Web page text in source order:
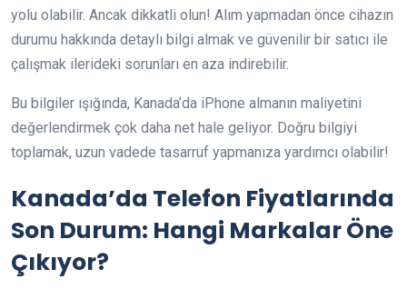
yolu olabilir. Ancak dikkatli olun! Alım yapmadan önce cihazın
durumu hakkında detaylı bilgi almak ve güvenilir bir satıcı ile
çalışmak ilerideki sorunları en aza indirebilir.
Bu bilgiler ışığında, Kanada’da iPhone almanın maliyetini
değerlendirmek çok daha net hale geliyor. Doğru bilgiyi
toplamak, uzun vadede tasarruf yapmanıza yardımcı olabilir!
Kanada’da Telefon Fiyatlarında
Son Durum: Hangi Markalar Öne
Çıkıyor?